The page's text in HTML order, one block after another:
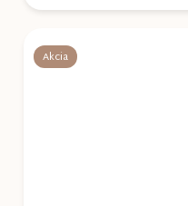
Akcia